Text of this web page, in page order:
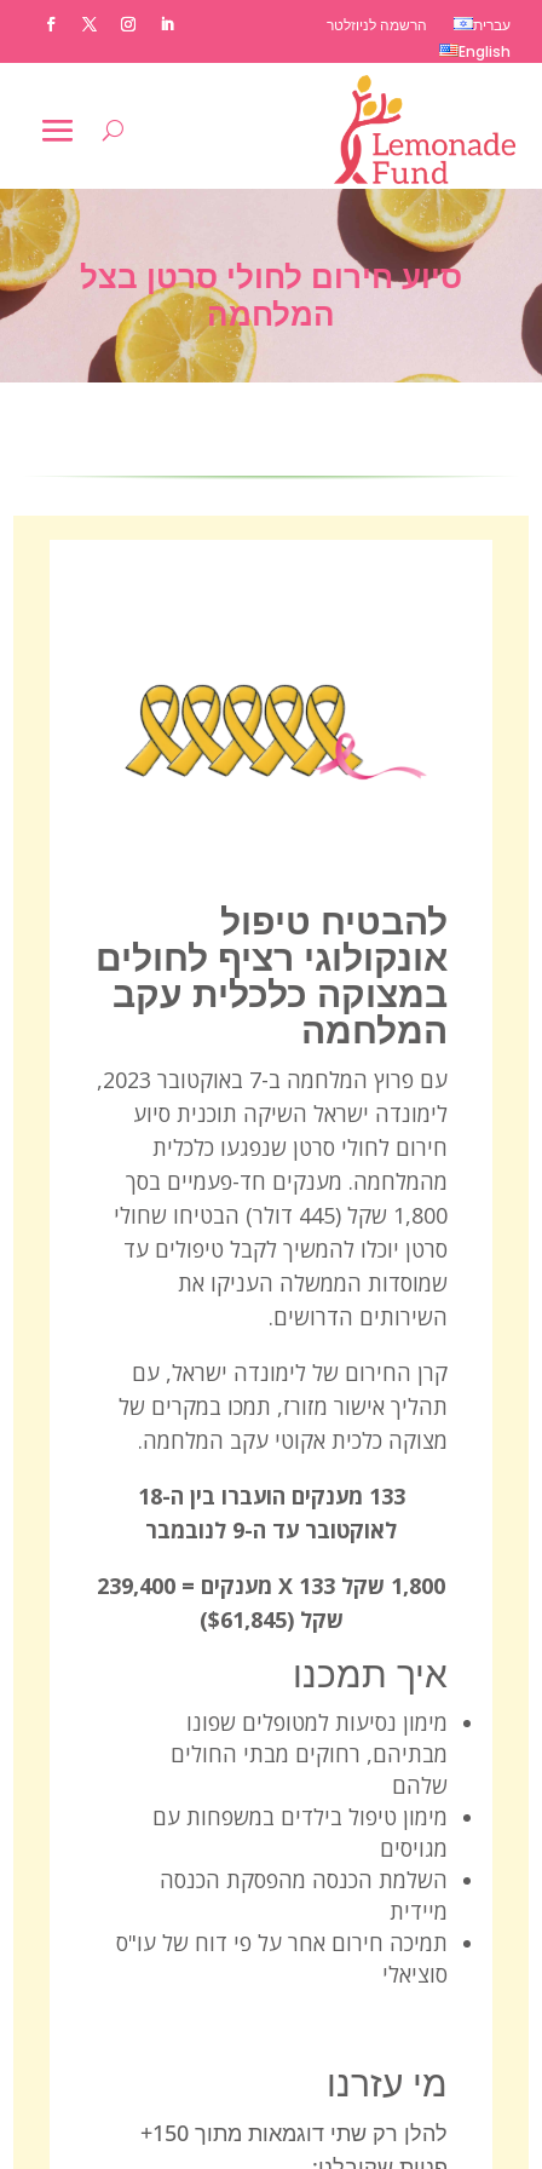
הרשמה לניוזלטר
עברית
English
סיוע חירום לחולי סרטן בצל
המלחמה
להבטיח טיפול
אונקולוגי רציף לחולים
במצוקה כלכלית עקב
המלחמה
עם פרוץ המלחמה ב-7 באוקטובר 2023,
לימונדה ישראל השיקה תוכנית סיוע
חירום לחולי סרטן שנפגעו כלכלית
מהמלחמה. מענקים חד-פעמיים בסך
1,800 שקל (445 דולר) הבטיחו שחולי
סרטן יוכלו להמשיך לקבל טיפולים עד
שמוסדות הממשלה העניקו את
השירותים הדרושים.
קרן החירום של לימונדה ישראל, עם
תהליך אישור מזורז, תמכו במקרים של
מצוקה כלכית אקוטי עקב המלחמה.
133 מענקים הועברו בין ה-18
לאוקטובר עד ה-9 לנובמבר
1,800 שקל X 133 מענקים = 239,400
שקל ($61,845)
איך תמכנו
מימון נסיעות למטופלים שפונו
מבתיהם, רחוקים מבתי החולים
שלהם
מימון טיפול בילדים במשפחות עם
מגויסים
השלמת הכנסה מהפסקת הכנסה
מיידית
תמיכה חירום אחר על פי דוח של עו"ס
סוציאלי
מי עזרנו
להלן רק שתי דוגמאות מתוך 150+